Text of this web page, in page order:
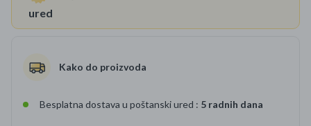
ured
Kako do proizvoda
Besplatna dostava u poštanski ured : 5 radnih dana